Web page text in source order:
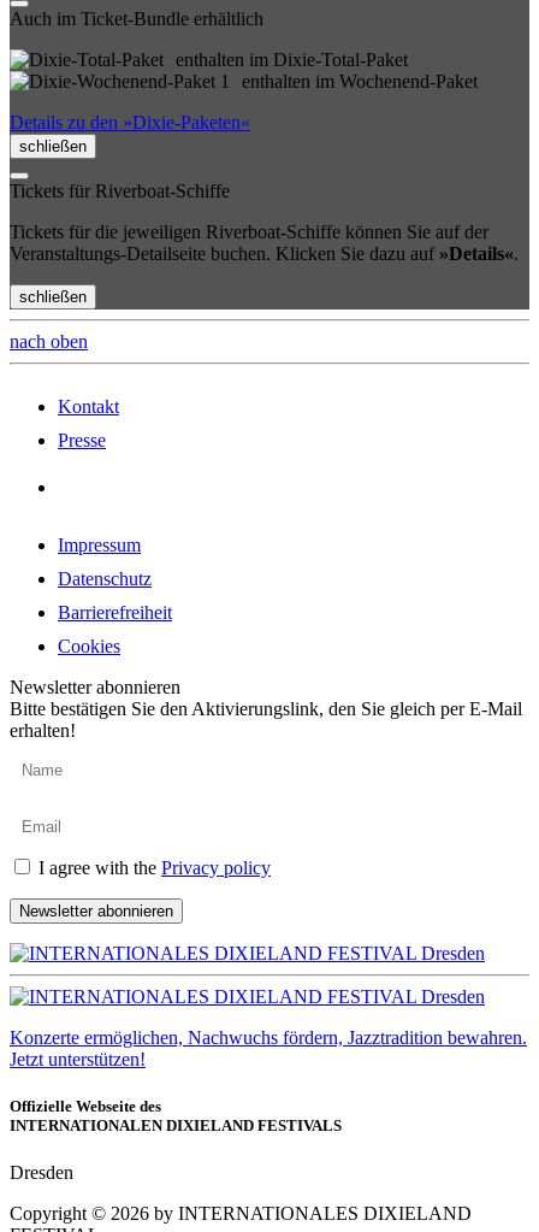
Auch im Ticket-Bundle erhältlich
enthalten im Dixie-Total-Paket
enthalten im Wochenend-Paket
Details zu den »Dixie-Paketen«
schließen
Tickets für Riverboat-Schiffe
Tickets für die jeweiligen Riverboat-Schiffe können Sie auf der
Veranstaltungs-Detailseite buchen. Klicken Sie dazu auf »Details«.
schließen
nach oben
Kontakt
Presse
Impressum
Datenschutz
Barrierefreiheit
Cookies
Newsletter abonnieren
Bitte bestätigen Sie den Aktivierungslink, den Sie gleich per E-Mail
erhalten!
I agree with the Privacy policy
Newsletter abonnieren
Konzerte ermöglichen, Nachwuchs fördern, Jazztradition bewahren.
Jetzt unterstützen!
Offizielle Webseite des
INTERNATIONALEN DIXIELAND FESTIVALS
Dresden
Copyright © 2026 by INTERNATIONALES DIXIELAND